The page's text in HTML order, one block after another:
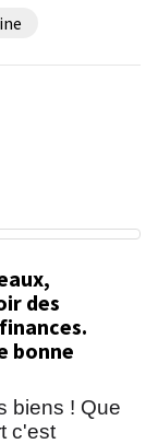
des
bonne
biens ! Que
c'est